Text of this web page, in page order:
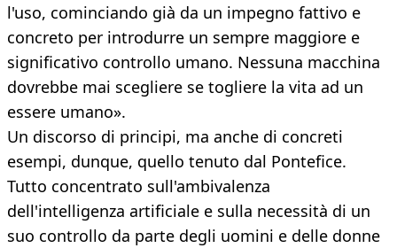
l'uso, cominciando già da un impegno fattivo e
concreto per introdurre un sempre maggiore e
significativo controllo umano. Nessuna macchina
dovrebbe mai scegliere se togliere la vita ad un
essere umano».
Un discorso di principi, ma anche di concreti
esempi, dunque, quello tenuto dal Pontefice.
Tutto concentrato sull'ambivalenza
dell'intelligenza artificiale e sulla necessità di un
suo controllo da parte degli uomini e delle donne